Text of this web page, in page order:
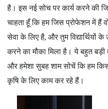
है। इस नई सोच पर कार्य करने की
चाहता हूँ कि हम जिस प्रोफेशन में हैं
सेवा के लिए है, और तुम विद्यार्थियों
करने का मौका मिला है। ये बहुत
और हमेशा सुबह शाम सोचें कि हम
कृषि के लिए काम कर रहे हैं।